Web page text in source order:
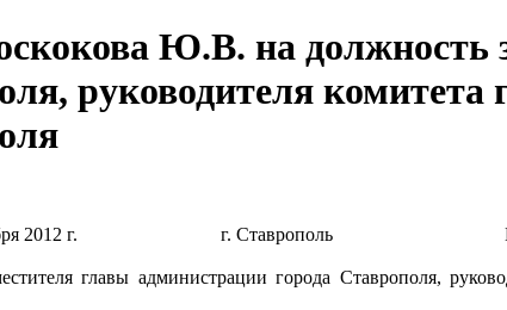
Ю.В. на должность
руководителя комитета
2012 г.
г. Ставрополь
главы администрации города Ставрополя,